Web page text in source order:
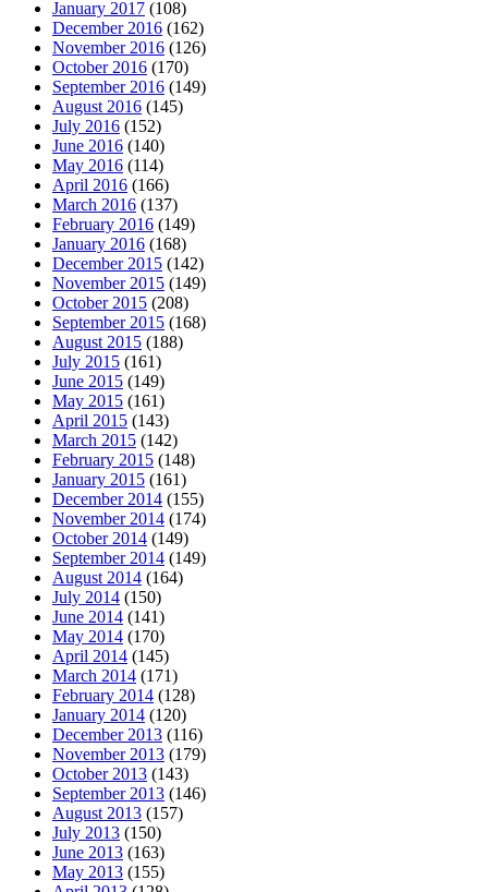
January 2017 (108)
December 2016 (162)
November 2016 (126)
October 2016 (170)
September 2016 (149)
August 2016 (145)
July 2016 (152)
June 2016 (140)
May 2016 (114)
April 2016 (166)
March 2016 (137)
February 2016 (149)
January 2016 (168)
December 2015 (142)
November 2015 (149)
October 2015 (208)
September 2015 (168)
August 2015 (188)
July 2015 (161)
June 2015 (149)
May 2015 (161)
April 2015 (143)
March 2015 (142)
February 2015 (148)
January 2015 (161)
December 2014 (155)
November 2014 (174)
October 2014 (149)
September 2014 (149)
August 2014 (164)
July 2014 (150)
June 2014 (141)
May 2014 (170)
April 2014 (145)
March 2014 (171)
February 2014 (128)
January 2014 (120)
December 2013 (116)
November 2013 (179)
October 2013 (143)
September 2013 (146)
August 2013 (157)
July 2013 (150)
June 2013 (163)
May 2013 (155)